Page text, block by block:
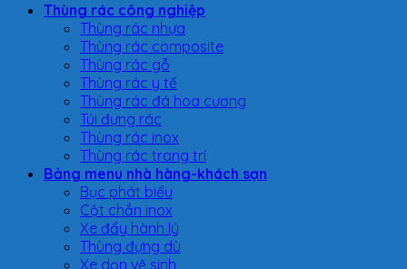
Thùng rác công nghiệp
Thùng rác nhựa
Thùng rác composite
Thùng rác gỗ
Thùng rác y tế
Thùng rác đá hoa cương
Túi đựng rác
Thùng rác inox
Thùng rác trang trí
Bảng menu nhà hàng-khách sạn
Bục phát biểu
Cột chắn inox
Xe đẩy hành lý
Thùng đựng dù
Xe dọn vệ sinh